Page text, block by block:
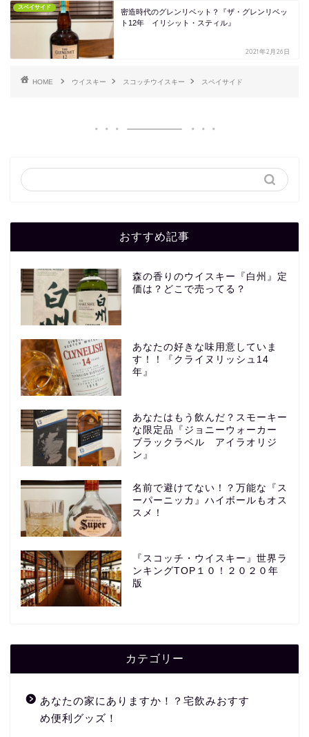
スペイサイド
密造時代のグレンリベット？『ザ・グレンリベッ
ト12年 イリシット・スティル』
2021年2月26日
HOME ウイスキー スコッチウイスキー スペイサイド
おすすめ記事
森の香りのウイスキー『白州』定
価は？どこで売ってる？
あなたの好きな味用意していま
す！！『クライヌリッシュ14
年』
あなたはもう飲んだ？スモーキー
な限定品『ジョニーウォーカー
ブラックラベル アイラオリジ
ン』
名前で避けてない！？万能な『ス
ーパーニッカ』ハイボールもオス
スメ！
『スコッチ・ウイスキー』世界ラ
ンキングTOP１０！２０２０年
版
カテゴリー
あなたの家にありますか！？宅飲みおすす
め便利グッズ！